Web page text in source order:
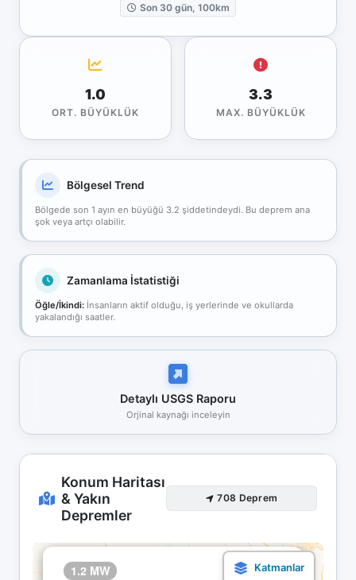
Son 30 gün, 100km
1.0
ORT. BÜYÜKLÜK
3.3
MAX. BÜYÜKLÜK
Bölgesel Trend
Bölgede son 1 ayın en büyüğü 3.2 şiddetindeydi. Bu deprem ana
şok veya artçı olabilir.
Zamanlama İstatistiği
Öğle/İkindi: İnsanların aktif olduğu, iş yerlerinde ve okullarda
yakalandığı saatler.
Detaylı USGS Raporu
Orjinal kaynağı inceleyin
Konum Haritası
& Yakın
Depremler
708 Deprem
1.2 MW 18.04 16:22
×